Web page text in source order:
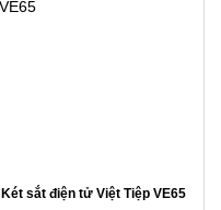
Két sắt điện tử Việt Tiệp VE65